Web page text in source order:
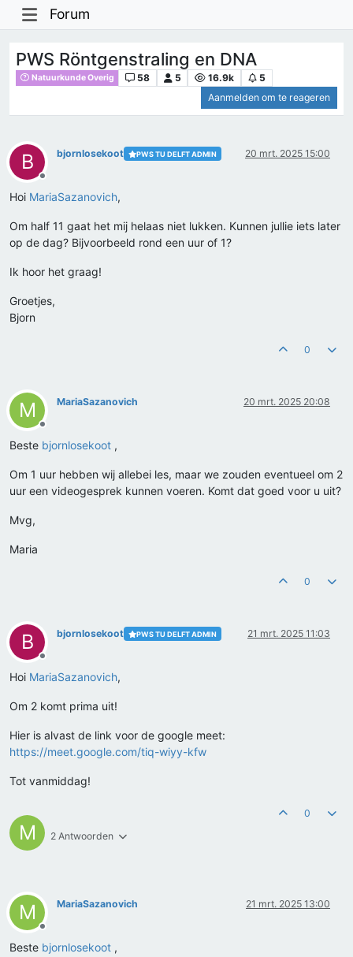
Forum
PWS Röntgenstraling en DNA
Natuurkunde Overig 58 5 16.9k
5
Aanmelden om te reageren
B
Offline
bjornlosekoot PWS TU DELFT ADMIN 20 mrt. 2025 15:00
Hoi MariaSazanovich,
Om half 11 gaat het mij helaas niet lukken. Kunnen jullie iets later
op de dag? Bijvoorbeeld rond een uur of 1?
Ik hoor het graag!
Groetjes,
Bjorn
0
M
Offline
MariaSazanovich 20 mrt. 2025 20:08
Beste bjornlosekoot ,
Om 1 uur hebben wij allebei les, maar we zouden eventueel om 2
uur een videogesprek kunnen voeren. Komt dat goed voor u uit?
Mvg,
Maria
0
B
Offline
bjornlosekoot PWS TU DELFT ADMIN 21 mrt. 2025 11:03
Hoi MariaSazanovich,
Om 2 komt prima uit!
Hier is alvast de link voor de google meet:
https://meet.google.com/tiq-wiyy-kfw
Tot vanmiddag!
M 2 Antwoorden
0
M
Offline
MariaSazanovich 21 mrt. 2025 13:00
Beste bjornlosekoot ,